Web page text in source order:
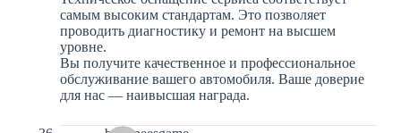
самым высоким стандартам. Это позволяет
проводить диагностику и ремонт на высшем
уровне.
Вы получите качественное и профессиональное
обслуживание вашего автомобиля. Ваше доверие
для нас — наивысшая награда.